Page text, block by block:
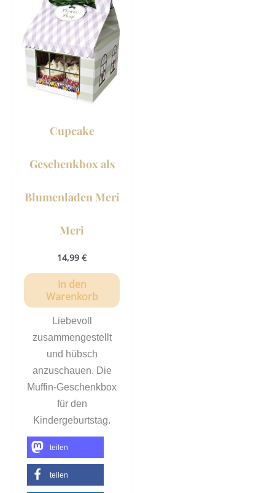
Cupcake
Geschenkbox als
Blumenladen Meri
Meri
14,99 €
In den
Warenkorb
Liebevoll
zusammengestellt
und hübsch
anzuschauen. Die
Muffin-Geschenkbox
für den
Kindergeburtstag.
teilen
teilen